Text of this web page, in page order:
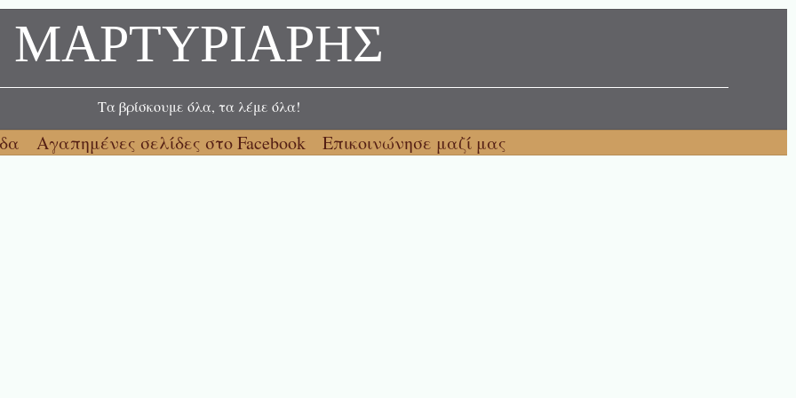
ΜΑΡΤΥΡΙΑΡΗΣ
Τα βρίσκουμε όλα, τα λέμε όλα!
Αγαπημένες σελίδες στο Facebook Επικοινώνησε μαζί μας